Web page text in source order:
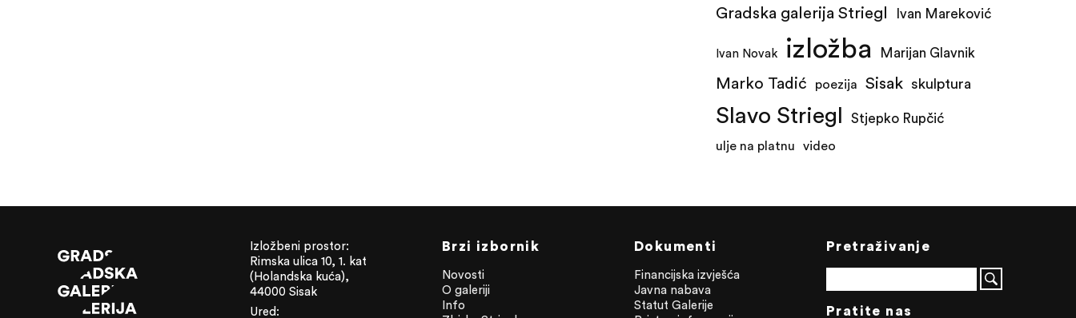
Gradska galerija Striegl Ivan Mareković
Ivan Novak izložba Marijan Glavnik
Marko Tadić poezija Sisak skulptura
Slavo Striegl Stjepko Rupčić
ulje na platnu video
Izložbeni prostor:
Rimska ulica 10, 1. kat
(Holandska kuća),
44000 Sisak
Ured:
Brzi izbornik
Novosti
O galeriji
Info
Dokumenti
Financijska izvješća
Javna nabava
Statut Galerije
Pretraživanje
Pratite nas